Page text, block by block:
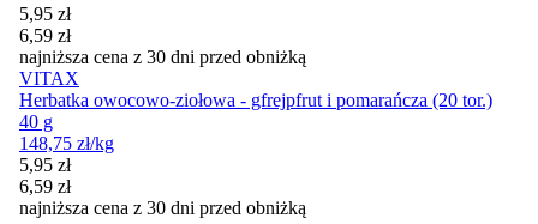
Cena promocyjna
5,95 zł
6,59 zł
najniższa cena z 30 dni przed obniżką
VITAX
Herbatka owocowo-ziołowa - gfrejpfrut i pomarańcza (20 tor.)
40 g
148,75 zł/kg
Cena promocyjna
5,95 zł
6,59 zł
najniższa cena z 30 dni przed obniżką